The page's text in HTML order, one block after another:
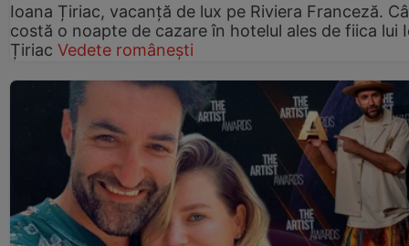
Ioana Țiriac, vacanță de lux pe Riviera Franceză.
costă o noapte de cazare în hotelul ales de fiica lui
Țiriac Vedete românești